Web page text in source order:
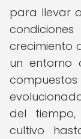
para llevar
crecimiento
un entorno
del
cultivo